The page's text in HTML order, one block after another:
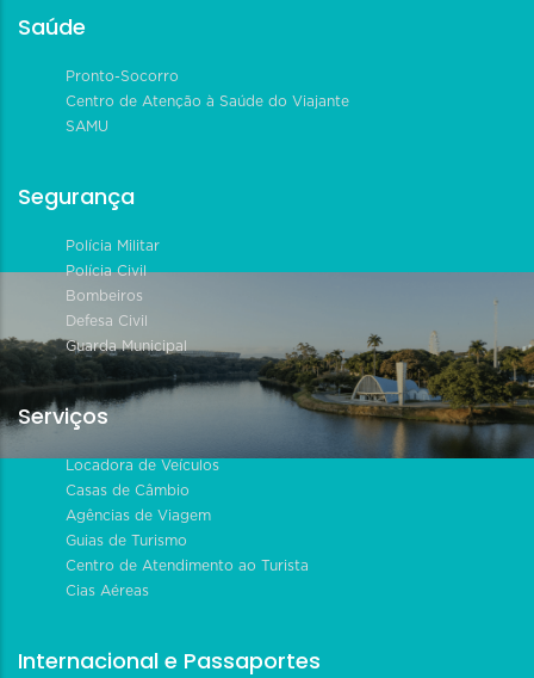
Saúde
Pronto-Socorro
Centro de Atenção à Saúde do Viajante
SAMU
Segurança
Polícia Militar
Polícia Civil
Bombeiros
Defesa Civil
Guarda Municipal
Serviços
Locadora de Veículos
Casas de Câmbio
Agências de Viagem
Guias de Turismo
Centro de Atendimento ao Turista
Cias Aéreas
Internacional e Passaportes